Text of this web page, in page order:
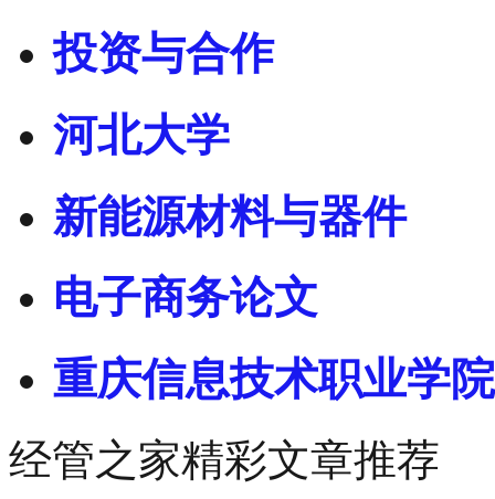
投资与合作
河北大学
新能源材料与器件
电子商务论文
重庆信息技术职业学院
经管之家精彩文章推荐